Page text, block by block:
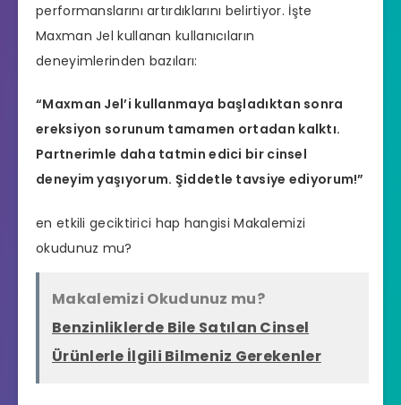
performanslarını artırdıklarını belirtiyor. İşte
Maxman Jel kullanan kullanıcıların
deneyimlerinden bazıları:
“Maxman Jel’i kullanmaya başladıktan sonra
ereksiyon sorunum tamamen ortadan kalktı.
Partnerimle daha tatmin edici bir cinsel
deneyim yaşıyorum. Şiddetle tavsiye ediyorum!”
en etkili geciktirici hap hangisi Makalemizi
okudunuz mu?
Makalemizi Okudunuz mu?
Benzinliklerde Bile Satılan Cinsel
Ürünlerle İlgili Bilmeniz Gerekenler